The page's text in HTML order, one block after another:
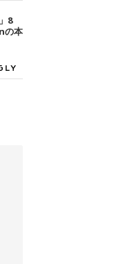
ん
で
後
260
ち
長
ミニ
てい
ん
／
ち
つ
敷
8
の本